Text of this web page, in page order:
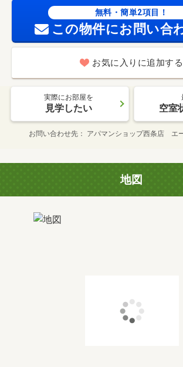
無料・簡単2項目！
この物件にお問い合
お気に入りに追加する
実際にお部屋を
見学したい 空室
お問い合わせ先 アパマンショップ西条店 エ
地図